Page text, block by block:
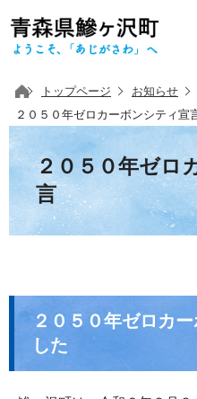
トップページ
お知らせ
２０５０年ゼロカーボンシティ宣
２０５０年ゼロ
言
２０５０年ゼロカ
した